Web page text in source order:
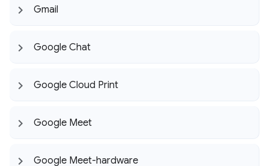
Gmail
Google Chat
Google Cloud Print
Google Meet
Google Meet-hardware